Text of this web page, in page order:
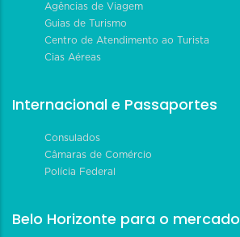
Agências de Viagem
Guias de Turismo
Centro de Atendimento ao Turista
Cias Aéreas
Internacional e Passaportes
Consulados
Câmaras de Comércio
Polícia Federal
Belo Horizonte para o mercado